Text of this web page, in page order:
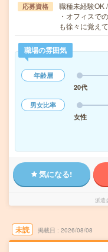
応募資格
職種未経験OK
・オフィスで
も徐々に覚え
職場の雰囲気
年齢層
20代
男女比率
女性
気になる!
派遣
未読 掲載日 2026/08/08